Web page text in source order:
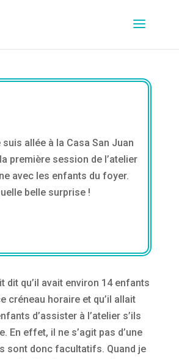
suis allée à la Casa San Juan
première session de l’atelier
avec les enfants du foyer.
belle surprise !
dit qu’il avait environ 14 enfants
créneau horaire et qu’il allait
d’assister à l’atelier s’ils
En effet, il ne s’agit pas d’une
sont donc facultatifs. Quand je